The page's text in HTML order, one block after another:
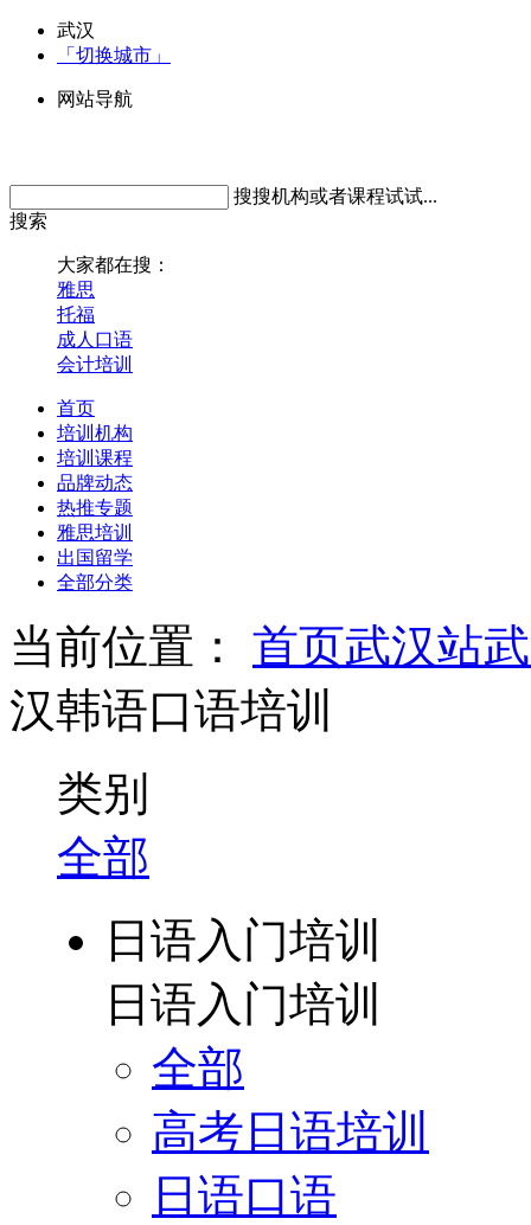
武汉
「切换城市」
网站导航
搜搜机构或者课程试试...
搜索
大家都在搜：
雅思
托福
成人口语
会计培训
首页
培训机构
培训课程
品牌动态
热推专题
雅思培训
出国留学
全部分类
当前位置： 首页武汉站
汉韩语口语培训
类别
全部
日语入门培训
日语入门培训
全部
高考日语培训
日语口语